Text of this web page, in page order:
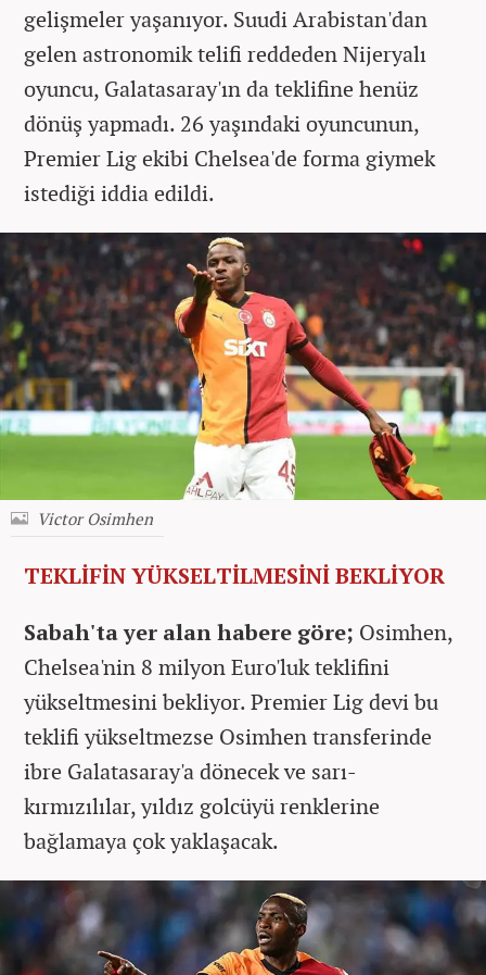
gelişmeler yaşanıyor. Suudi Arabistan'dan
gelen astronomik telifi reddeden Nijeryalı
oyuncu, Galatasaray'ın da teklifine henüz
dönüş yapmadı. 26 yaşındaki oyuncunun,
Premier Lig ekibi Chelsea'de forma giymek
istediği iddia edildi.
Victor Osimhen
TEKLİFİN YÜKSELTİLMESİNİ BEKLİYOR
Sabah'ta yer alan habere göre; Osimhen,
Chelsea'nin 8 milyon Euro'luk teklifini
yükseltmesini bekliyor.Premier Lig devi bu
teklifi yükseltmezse Osimhen transferinde
ibre Galatasaray'a dönecek ve sarı-
kırmızılılar, yıldız golcüyü renklerine
bağlamaya çok yaklaşacak.